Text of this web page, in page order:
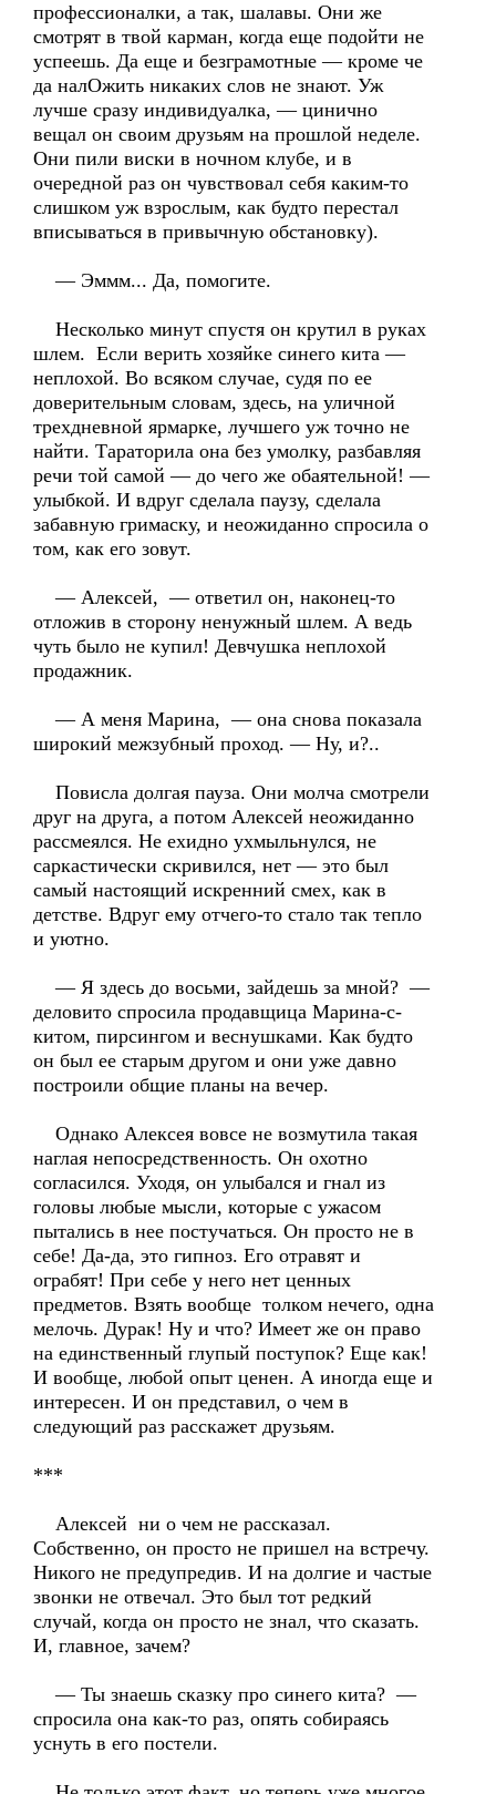
профессионалки, а так, шалавы. Они же
смотрят в твой карман, когда еще подойти не
успеешь. Да еще и безграмотные — кроме че
да налОжить никаких слов не знают. Уж
лучше сразу индивидуалка, — цинично
вещал он своим друзьям на прошлой неделе.
Они пили виски в ночном клубе, и в
очередной раз он чувствовал себя каким-то
слишком уж взрослым, как будто перестал
вписываться в привычную обстановку).
— Эммм... Да, помогите.
Несколько минут спустя он крутил в руках
шлем. Если верить хозяйке синего кита —
неплохой. Во всяком случае, судя по ее
доверительным словам, здесь, на уличной
трехдневной ярмарке, лучшего уж точно не
найти. Тараторила она без умолку, разбавляя
речи той самой — до чего же обаятельной! —
улыбкой. И вдруг сделала паузу, сделала
забавную гримаску, и неожиданно спросила о
том, как его зовут.
— Алексей, — ответил он, наконец-то
отложив в сторону ненужный шлем. А ведь
чуть было не купил! Девчушка неплохой
продажник.
— А меня Марина, — она снова показала
широкий межзубный проход. — Ну, и?..
Повисла долгая пауза. Они молча смотрели
друг на друга, а потом Алексей неожиданно
рассмеялся. Не ехидно ухмыльнулся, не
саркастически скривился, нет — это был
самый настоящий искренний смех, как в
детстве. Вдруг ему отчего-то стало так тепло
и уютно.
— Я здесь до восьми, зайдешь за мной? —
деловито спросила продавщица Марина-с-
китом, пирсингом и веснушками. Как будто
он был ее старым другом и они уже давно
построили общие планы на вечер.
Однако Алексея вовсе не возмутила такая
наглая непосредственность. Он охотно
согласился. Уходя, он улыбался и гнал из
головы любые мысли, которые с ужасом
пытались в нее постучаться. Он просто не в
себе! Да-да, это гипноз. Его отравят и
ограбят! При себе у него нет ценных
предметов. Взять вообще толком нечего, одна
мелочь. Дурак! Ну и что? Имеет же он право
на единственный глупый поступок? Еще как!
И вообще, любой опыт ценен. А иногда еще и
интересен. И он представил, о чем в
следующий раз расскажет друзьям.
***
Алексей ни о чем не рассказал.
Собственно, он просто не пришел на встречу.
Никого не предупредив. И на долгие и частые
звонки не отвечал. Это был тот редкий
случай, когда он просто не знал, что сказать.
И, главное, зачем?
— Ты знаешь сказку про синего кита? —
спросила она как-то раз, опять собираясь
уснуть в его постели.